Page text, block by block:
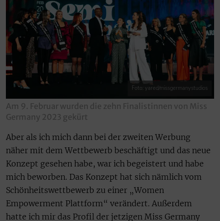
Foto: yared/missgermanystudios
Am 9. Februar wurden die zehn Finalistinnen von Miss
Germany 2023 gekürt
Aber als ich mich dann bei der zweiten Werbung
näher mit dem Wettbewerb beschäftigt und das neue
Konzept gesehen habe, war ich begeistert und habe
mich beworben. Das Konzept hat sich nämlich vom
Schönheitswettbewerb zu einer „Women
Empowerment Plattform“ verändert. Außerdem
hatte ich mir das Profil der jetzigen Miss Germany